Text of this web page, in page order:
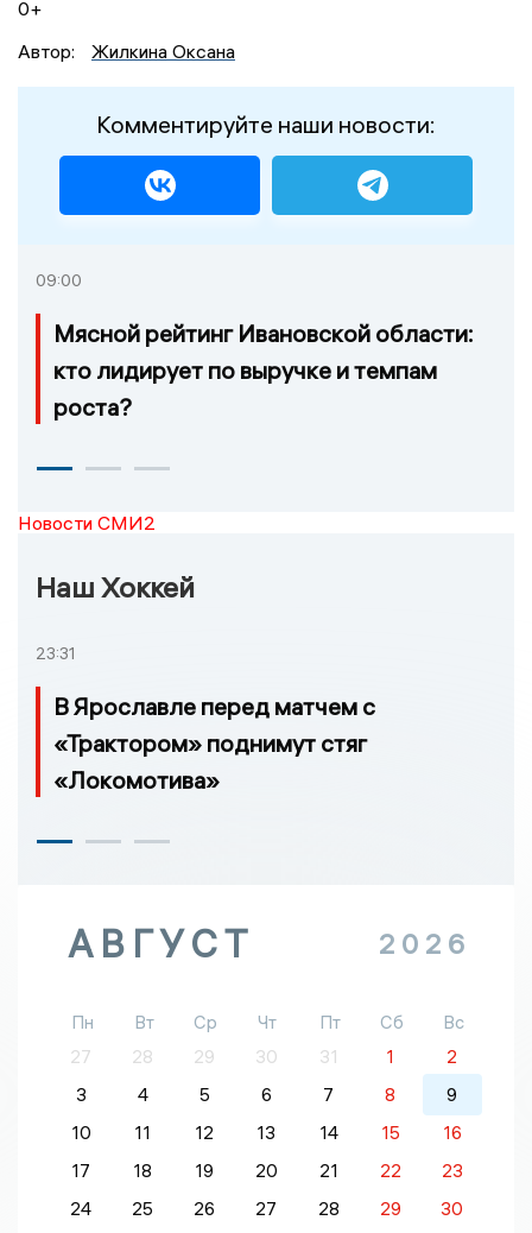
0+
Автор:
Жилкина Оксана
Комментируйте наши новости:
09:00
Мясной рейтинг Ивановской области:
кто лидирует по выручке и темпам
роста?
Новости СМИ2
Наш Хоккей
23:31
В Ярославле перед матчем с
«Трактором» поднимут стяг
«Локомотива»
АВГУСТ 2026
Пн Вт Ср Чт Пт Сб
Вс
27
28 29 30 31 1
2
3
4 5 6 7 8
9
10
11 12 13 14 15
16
17
18 19 20 21 22
23
24
25 26 27 28 29
30